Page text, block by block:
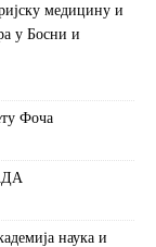
медицину и
у Босни и
Фоча
наука и